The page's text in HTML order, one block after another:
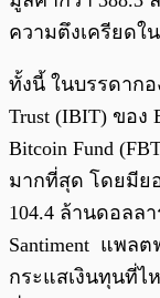
ความตึงเครียดใ
ทั้งนี้ ในบรรดากอ
Trust (IBIT) ของ
Bitcoin Fund
มากที่สุด โดยมีย
104.4 ล้านดอลล
Santiment แพล
กระแสเงินทุนที่ไ